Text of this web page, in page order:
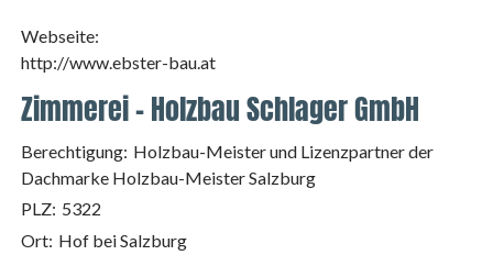
Webseite:
http://www.ebster-bau.at
Zimmerei - Holzbau Schlager GmbH
Berechtigung: Holzbau-Meister und Lizenzpartner der
Dachmarke Holzbau-Meister Salzburg
PLZ: 5322
Ort: Hof bei Salzburg